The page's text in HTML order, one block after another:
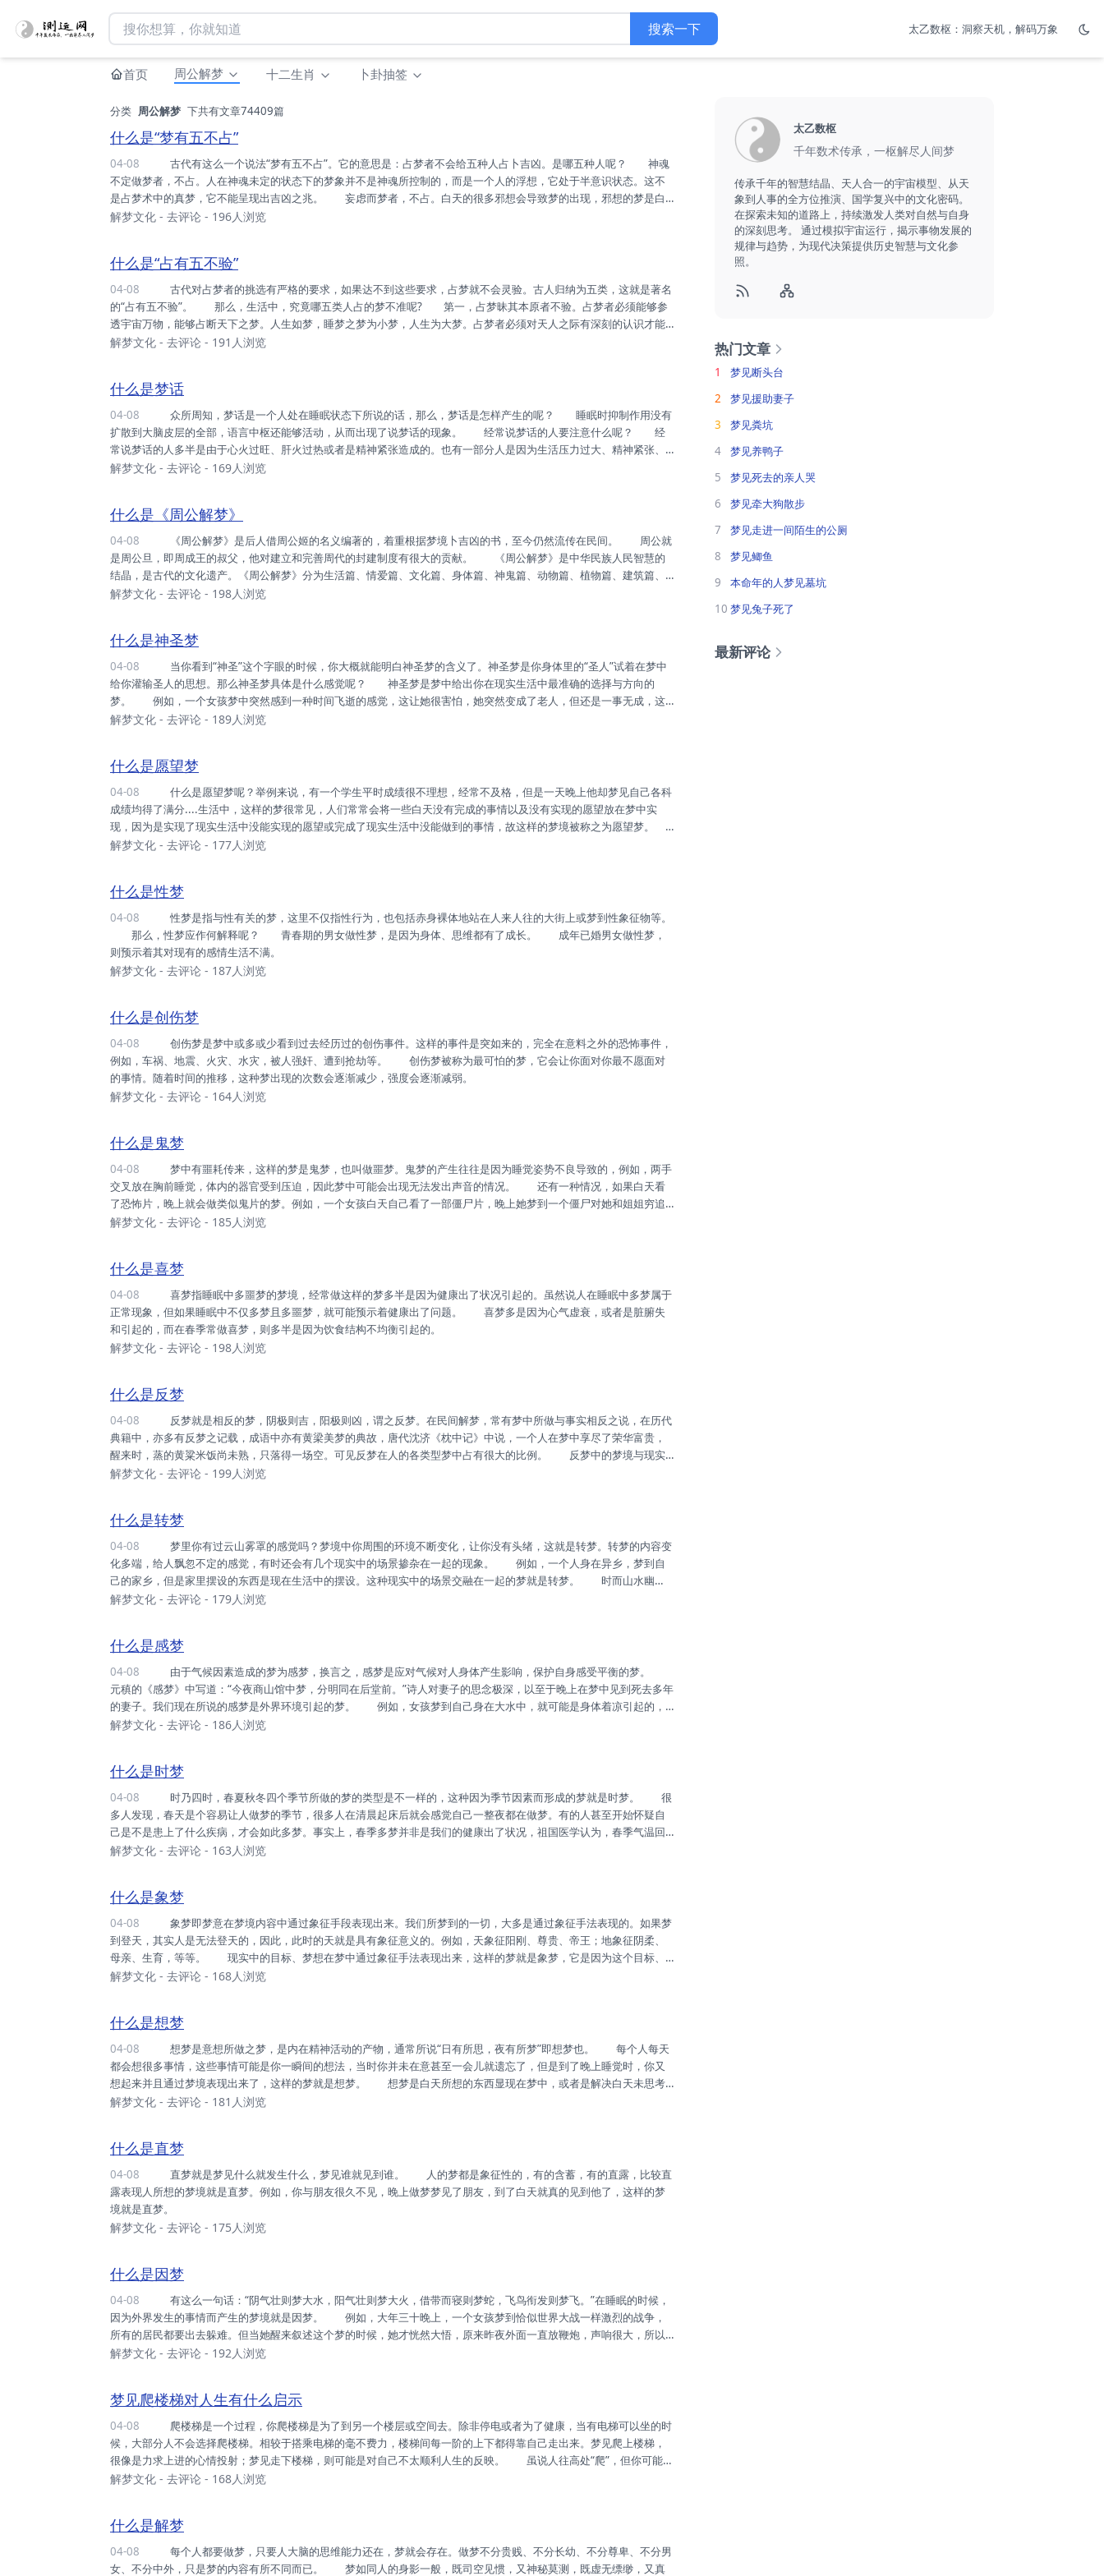
搜索一下 太乙数枢：洞察天机，解码万象
首页 周公解梦 十二生肖 卜卦抽签
分类 周公解梦 下共有文章74409篇
什么是“梦有五不占”
04-08
不定做梦者，不占。人在神魂未定的状态下的梦象并不是神魂所控制的，而是一个人的浮想，它处于半意识状态。这不
是占梦术中的真梦，它不能呈现出吉凶之兆。 妄虑而梦者，不占。白天的很多邪想会导致梦的出现，邪想的梦是白
天眼、耳、鼻、舌、身、意六个范围内，是短暂的、浅显的感应。白天看到一个美若天仙的女子，晚上就梦见和这个女
解梦文化 - 去评论 - 196人浏览
什么是“占有五不验”
04-08
的“占有五不验”。 那么，生活中，究竟哪五类人占的梦不准呢? 第一，占梦昧其本原者不验。占梦者必须能够参
透宇宙万物，能够占断天下之梦。人生如梦，睡梦之梦为小梦，人生为大梦。占梦者必须对天人之际有深刻的认识才能
为人断梦，古代占梦家并不是占人生大梦，而是占梦中之梦，他们要牢记人生如梦这个原则，不陷入梦中之境就行了。
解梦文化 - 去评论 - 191人浏览
什么是梦话
04-08
扩散到大脑皮层的全部，语言中枢还能够活动，从而出现了说梦话的现象。 经常说梦话的人要注意什么呢？ 经
常说梦话的人多半是由于心火过旺、肝火过热或者是精神紧张造成的。也有一部分人是因为生活压力过大、精神紧张、
神经衰弱引起的，因此，经常说梦话的人应多加强身体锻炼，养成良好的生活习惯并学会自我减压。 梦话就是一个
解梦文化 - 去评论 - 169人浏览
什么是《周公解梦》
04-08
是周公旦，即周成王的叔父，他对建立和完善周代的封建制度有很大的贡献。 《周公解梦》是中华民族人民智慧的
结晶，是古代的文化遗产。《周公解梦》分为生活篇、情爱篇、文化篇、身体篇、神鬼篇、动物篇、植物篇、建筑篇、
器物篇、山地篇、天象篇、其他篇十二种梦境解说，内容之丰富，足以为你化解心中的迷惑。
解梦文化 - 去评论 - 198人浏览
什么是神圣梦
04-08
给你灌输圣人的思想。那么神圣梦具体是什么感觉呢？ 神圣梦是梦中给出你在现实生活中最准确的选择与方向的
梦。 例如，一个女孩梦中突然感到一种时间飞逝的感觉，这让她很害怕，她突然变成了老人，但还是一事无成，这
让梦中的她后悔不已。 这个女孩所做的梦就是神圣梦，这个梦告诉她人生短暂，要懂得珍惜时间。 人们正是有
解梦文化 - 去评论 - 189人浏览
什么是愿望梦
04-08
成绩均得了满分....生活中，这样的梦很常见，人们常常会将一些白天没有完成的事情以及没有实现的愿望放在梦中实
现，因为是实现了现实生活中没能实现的愿望或完成了现实生活中没能做到的事情，故这样的梦境被称之为愿望梦。
现实生活中，哪些人会经常做愿望梦呢？概括说来，有以下几种： 由于环境、自身等原因，很多愿望都没能完成
解梦文化 - 去评论 - 177人浏览
什么是性梦
04-08
那么，性梦应作何解释呢？ 青春期的男女做性梦，是因为身体、思维都有了成长。 成年已婚男女做性梦，
则预示着其对现有的感情生活不满。
解梦文化 - 去评论 - 187人浏览
什么是创伤梦
04-08
例如，车祸、地震、火灾、水灾，被人强奸、遭到抢劫等。 创伤梦被称为最可怕的梦，它会让你面对你最不愿面对
的事情。随着时间的推移，这种梦出现的次数会逐渐减少，强度会逐渐减弱。
解梦文化 - 去评论 - 164人浏览
什么是鬼梦
04-08
交叉放在胸前睡觉，体内的器官受到压迫，因此梦中可能会出现无法发出声音的情况。 还有一种情况，如果白天看
了恐怖片，晚上就会做类似鬼片的梦。例如，一个女孩白天自己看了一部僵尸片，晚上她梦到一个僵尸对她和姐姐穷追
不舍。这样的噩梦是因为白天的信息残留产生的，也是一种鬼梦。 鬼梦又叫做噩梦，它通常是因为睡觉姿势不良、
解梦文化 - 去评论 - 185人浏览
什么是喜梦
04-08
正常现象，但如果睡眠中不仅多梦且多噩梦，就可能预示着健康出了问题。 喜梦多是因为心气虚衰，或者是脏腑失
和引起的，而在春季常做喜梦，则多半是因为饮食结构不均衡引起的。
解梦文化 - 去评论 - 198人浏览
什么是反梦
04-08
典籍中，亦多有反梦之记载，成语中亦有黄梁美梦的典故，唐代沈济《枕中记》中说，一个人在梦中享尽了荣华富贵，
醒来时，蒸的黄粱米饭尚未熟，只落得一场空。可见反梦在人的各类型梦中占有很大的比例。 反梦中的梦境与现实
中发生的事情正好相反，例如，有的孩子在父亲活着的时候梦到父亲去世了，这其实是孩子要脱离父亲控制想独立的预
解梦文化 - 去评论 - 199人浏览
什么是转梦
04-08
化多端，给人飘忽不定的感觉，有时还会有几个现实中的场景掺杂在一起的现象。 例如，一个人身在异乡，梦到自
己的家乡，但是家里摆设的东西是现在生活中的摆设。这种现实中的场景交融在一起的梦就是转梦。 时而山水幽
静，时而狂风暴雨，时而阳光明媚，时而雪花飘舞，这些在现实生活中不可能出现的场景转换，在梦里出现就是转梦。
解梦文化 - 去评论 - 179人浏览
什么是感梦
04-08
元稹的《感梦》中写道：“今夜商山馆中梦，分明同在后堂前。”诗人对妻子的思念极深，以至于晚上在梦中见到死去多年
的妻子。我们现在所说的感梦是外界环境引起的梦。 例如，女孩梦到自己身在大水中，就可能是身体着凉引起的，
或是晚上睡觉的时候被子没有盖好造成的；生活中很多人会在夜里梦见自己不停地寻找厕所，在现实中他们的确是想去
解梦文化 - 去评论 - 186人浏览
什么是时梦
04-08
多人发现，春天是个容易让人做梦的季节，很多人在清晨起床后就会感觉自己一整夜都在做梦。有的人甚至开始怀疑自
己是不是患上了什么疾病，才会如此多梦。事实上，春季多梦并非是我们的健康出了状况，祖国医学认为，春季气温回
暖，万物生发，人心也随之萌动，所以容易发梦。 因为季节因素造成的梦是时梦，春夏秋冬四个季节的梦的特点不
解梦文化 - 去评论 - 163人浏览
什么是象梦
04-08
到登天，其实人是无法登天的，因此，此时的天就是具有象征意义的。例如，天象征阳刚、尊贵、帝王；地象征阴柔、
母亲、生育，等等。 现实中的目标、梦想在梦中通过象征手法表现出来，这样的梦就是象梦，它是因为这个目标、
梦想一直压抑在这个人的心底不得诉说，去争取后还没有实现。
解梦文化 - 去评论 - 168人浏览
什么是想梦
04-08
都会想很多事情，这些事情可能是你一瞬间的想法，当时你并未在意甚至一会儿就遗忘了，但是到了晚上睡觉时，你又
想起来并且通过梦境表现出来了，这样的梦就是想梦。 想梦是白天所想的东西显现在梦中，或者是解决白天未思考
完的问题。
解梦文化 - 去评论 - 181人浏览
什么是直梦
04-08
露表现人所想的梦境就是直梦。例如，你与朋友很久不见，晚上做梦梦见了朋友，到了白天就真的见到他了，这样的梦
境就是直梦。
解梦文化 - 去评论 - 175人浏览
什么是因梦
04-08
因为外界发生的事情而产生的梦境就是因梦。 例如，大年三十晚上，一个女孩梦到恰似世界大战一样激烈的战争，
所有的居民都要出去躲难。但当她醒来叙述这个梦的时候，她才恍然大悟，原来昨夜外面一直放鞭炮，声响很大，所以
自己才会梦到激烈的战争。 女孩的这个梦就是因梦。因为睡觉这个时间段内外界环境的变化，大脑皮层做出反应，
解梦文化 - 去评论 - 192人浏览
梦见爬楼梯对人生有什么启示
04-08
候，大部分人不会选择爬楼梯。相较于搭乘电梯的毫不费力，楼梯间每一阶的上下都得靠自己走出来。梦见爬上楼梯，
很像是力求上进的心情投射；梦见走下楼梯，则可能是对自己不太顺利人生的反映。 虽说人往高处“爬”，但你可能满
身大汗地爬到梦的终点，风一吹，才体悟到“高处不胜寒”的真谛；一边爬着楼梯，一边欣赏四周出现的景色，或许能够让
解梦文化 - 去评论 - 168人浏览
什么是解梦
04-08
女、不分中外，只是梦的内容有所不同而已。 梦如同人的身影一般，既司空见惯，又神秘莫测，既虚无缥缈，又真
太乙数枢
千年数术传承，一枢解尽人间梦
传承千年的智慧结晶、天人合一的宇宙模型、从天
象到人事的全方位推演、国学复兴中的文化密码。
在探索未知的道路上，持续激发人类对自然与自身
的深刻思考。 通过模拟宇宙运行，揭示事物发展的
规律与趋势，为现代决策提供历史智慧与文化参
照。
热门文章
1
梦见断头台
2
梦见援助妻子
3
梦见粪坑
4
梦见养鸭子
5
梦见死去的亲人哭
6
梦见牵大狗散步
7
梦见走进一间陌生的公厕
8
梦见鲫鱼
9
本命年的人梦见墓坑
10 梦见兔子死了
最新评论